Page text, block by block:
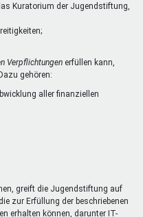
Kuratorium der Jugendstiftung,
Verpflichtungen erfüllen kann,
gehören:
aller finanziellen
greift die Jugendstiftung auf
zur Erfüllung der beschriebenen
erhalten können, darunter IT-